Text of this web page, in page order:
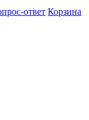
ответ Корзина